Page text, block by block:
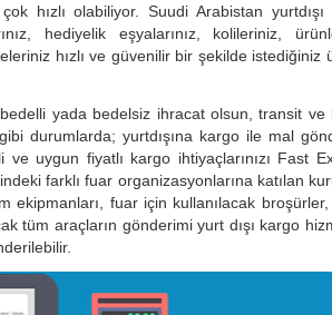
hızlı olabiliyor. Suudi Arabistan yurtdışı
hediyelik eşyalarınız, kolileriniz,
hızlı ve güvenilir bir şekilde istediğiniz
yada bedelsiz ihracat olsun, transit ve
durumlarda; yurtdışına kargo ile mal
ve uygun fiyatlı kargo ihtiyaçlarınızı Fast
farklı fuar organizasyonlarına katılan
ekipmanları, fuar için kullanılacak
tüm araçların gönderimi yurt dışı kargo